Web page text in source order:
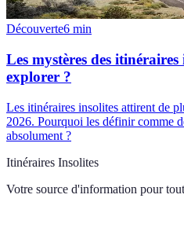
Découverte6 min
Les mystères des
explorer ?
Les itinéraires insolites attirent de
2026. Pourquoi les définir comme
absolument ?
Itinéraires Insolites
Votre source d'information pour